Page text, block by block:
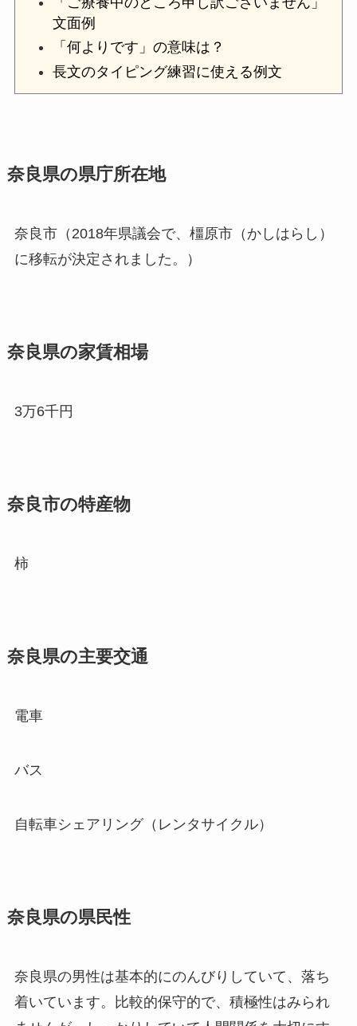
文面例
「何よりです」の意味は？
長文のタイピング練習に使える例文
奈良県の県庁所在地
奈良市（2018年県議会で、橿原市（かしはらし）
に移転が決定されました。）
奈良県の家賃相場
3万6千円
奈良市の特産物
柿
奈良県の主要交通
電車
バス
自転車シェアリング（レンタサイクル）
奈良県の県民性
奈良県の男性は基本的にのんびりしていて、落ち
着いています。比較的保守的で、積極性はみられ